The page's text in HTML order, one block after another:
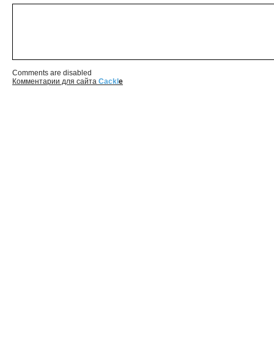
Comments are disabled
Комментарии для сайта Cackl e